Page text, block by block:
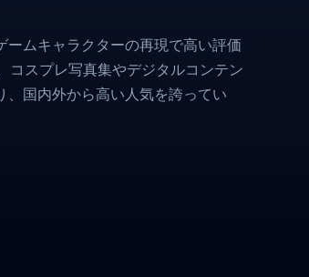
ムキャラクターの再現で高い評価
コスプレ写真集やデジタルコンテン
国内外から高い人気を誇ってい